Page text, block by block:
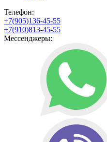
Телефон:
+7(905)136-45-55
+7(910)813-45-55
Мессенджеры: